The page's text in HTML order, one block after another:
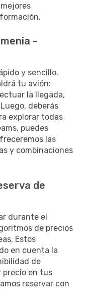
-
y sencillo.
tu avión:
la llegada,
deberás
explorar todas
puedes
las
y combinaciones
de
durante el
de precios
Estos
en cuenta la
de
precio en tus
reservar con